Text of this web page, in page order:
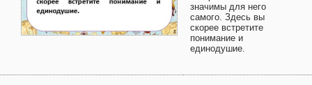
значимы для него
самого. Здесь вы
скорее встретите
понимание и
единодушие.